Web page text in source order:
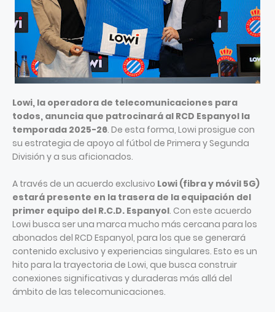
Lowi, la operadora de telecomunicaciones para
todos, anuncia que patrocinará al RCD Espanyol la
temporada 2025-26. De esta forma, Lowi prosigue con
su estrategia de apoyo al fútbol de Primera y Segunda
División y a sus aficionados.
A través de un acuerdo exclusivo Lowi (fibra y móvil 5G)
estará presente en la trasera de la equipación del
primer equipo del R.C.D. Espanyol. Con este acuerdo
Lowi busca ser una marca mucho más cercana para los
abonados del RCD Espanyol, para los que se generará
contenido exclusivo y experiencias singulares. Esto es un
hito para la trayectoria de Lowi, que busca construir
conexiones significativas y duraderas más allá del
ámbito de las telecomunicaciones.